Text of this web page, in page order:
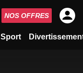
Sport
NOS OFFRES